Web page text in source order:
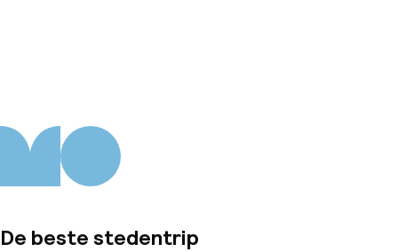
De beste stedentrip